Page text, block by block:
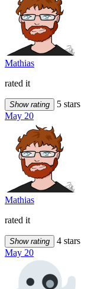
Mathias
rated it
Show rating
5 stars
May 20
Mathias
rated it
Show rating
4 stars
May 20